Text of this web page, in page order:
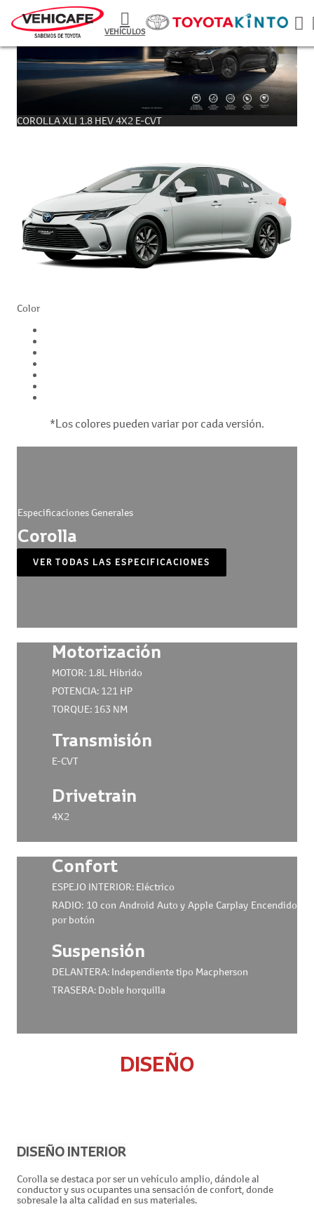
VEHÍCULOS
COROLLA XLI 1.8 HEV 4X2 E-CVT
Color
*Los colores pueden variar por cada versión.
Especificaciones Generales
Corolla
VER TODAS LAS ESPECIFICACIONES
Motorización
MOTOR: 1.8L Híbrido
POTENCIA: 121 HP
TORQUE: 163 NM
Transmisión
E-CVT
Drivetrain
4X2
Confort
ESPEJO INTERIOR: Eléctrico
RADIO: 10 con Android Auto y Apple Carplay Encendido
por botón
Suspensión
DELANTERA: Independiente tipo Macpherson
TRASERA: Doble horquilla
DISEÑO
DISEÑO INTERIOR
Corolla se destaca por ser un vehículo amplio, dándole al
conductor y sus ocupantes una sensación de confort, donde
sobresale la alta calidad en sus materiales.